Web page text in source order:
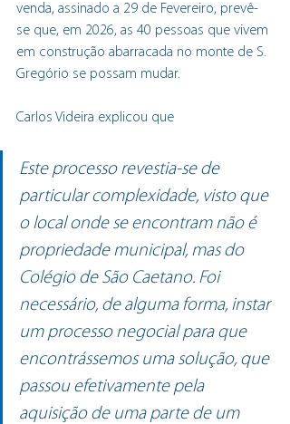
venda, assinado a 29 de Fevereiro, prevê-
se que, em 2026, as 40 pessoas que vivem
em construção abarracada no monte de S.
Gregório se possam mudar.
Carlos Videira explicou que
Este processo revestia-se de
particular complexidade, visto que
o local onde se encontram não é
propriedade municipal, mas do
Colégio de São Caetano. Foi
necessário, de alguma forma, instar
um processo negocial para que
encontrássemos uma solução, que
passou efetivamente pela
aquisição de uma parte de um